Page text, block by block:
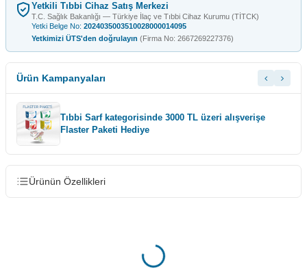
Yetkili Tıbbi Cihaz Satış Merkezi
T.C. Sağlık Bakanlığı — Türkiye İlaç ve Tıbbi Cihaz Kurumu (TİTCK)
Yetki Belge No: 2024035003510028000014095
Yetkimizi ÜTS'den doğrulayın (Firma No: 2667269227376)
Ürün Kampanyaları
Tıbbi Sarf kategorisinde 3000 TL üzeri alışverişe
Flaster Paketi Hediye
Ürünün Özellikleri